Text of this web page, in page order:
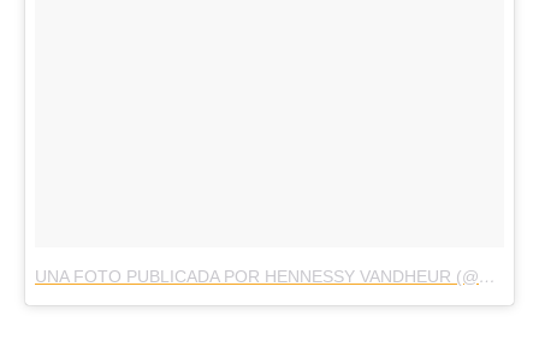
UNA FOTO PUBLICADA POR HENNESSY VANDHEUR (@VANDHEUR)